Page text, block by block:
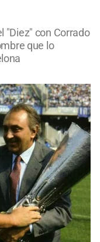
"Diez" con Corrado
que lo